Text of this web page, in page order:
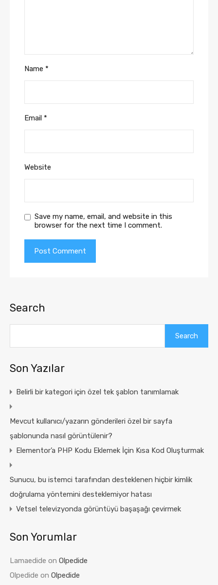
Name *
Email *
Website
Save my name, email, and website in this
browser for the next time I comment.
Search
Search
Son Yazılar
Belirli bir kategori için özel tek şablon tanımlamak
Mevcut kullanıcı/yazarın gönderileri özel bir sayfa
şablonunda nasıl görüntülenir?
Elementor’a PHP Kodu Eklemek İçin Kısa Kod Oluşturmak
Sunucu, bu istemci tarafından desteklenen hiçbir kimlik
doğrulama yöntemini desteklemiyor hatası
Vetsel televizyonda görüntüyü başaşağı çevirmek
Son Yorumlar
Lamaedide on Olpedide
Olpedide on Olpedide